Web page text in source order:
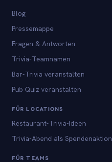
Blog
Pressemappe
Fragen & Antworten
Trivia-Teamnamen
Bar-Trivia veranstalten
Pub Quiz veranstalten
FÜR LOCATIONS
Restaurant-Trivia-Ideen
Trivia-Abend als Spendenaktion
FÜR TEAMS